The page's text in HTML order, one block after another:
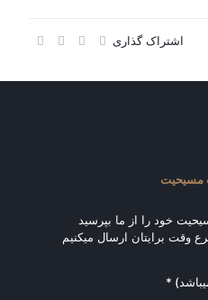
اشتراک گذاری
مسیحیت
خود را از ما بپرسید
وقت برایتان ارسال میکنیم
*